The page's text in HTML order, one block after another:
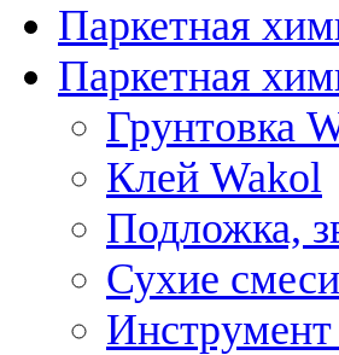
Паркетная
Паркетная
Грунтовка
Клей Wakol
Подложка,
Сухие